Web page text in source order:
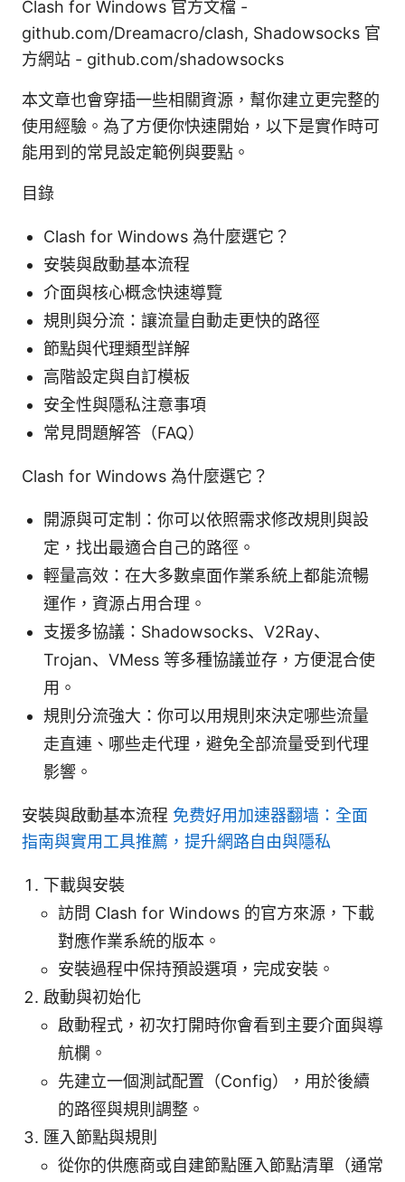
Clash for Windows 官方文檔 -
github.com/Dreamacro/clash, Shadowsocks 官
方網站 - github.com/shadowsocks
本文章也會穿插一些相關資源，幫你建立更完整的
使用經驗。為了方便你快速開始，以下是實作時可
能用到的常見設定範例與要點。
目錄
Clash for Windows 為什麼選它？
安裝與啟動基本流程
介面與核心概念快速導覽
規則與分流：讓流量自動走更快的路徑
節點與代理類型詳解
高階設定與自訂模板
安全性與隱私注意事項
常見問題解答（FAQ）
Clash for Windows 為什麼選它？
開源與可定制：你可以依照需求修改規則與設
定，找出最適合自己的路徑。
輕量高效：在大多數桌面作業系統上都能流暢
運作，資源占用合理。
支援多協議：Shadowsocks、V2Ray、
Trojan、VMess 等多種協議並存，方便混合使
用。
規則分流強大：你可以用規則來決定哪些流量
走直連、哪些走代理，避免全部流量受到代理
影響。
安裝與啟動基本流程 免费好用加速器翻墙：全面
指南與實用工具推薦，提升網路自由與隱私
下載與安裝
訪問 Clash for Windows 的官方來源，下載
對應作業系統的版本。
安裝過程中保持預設選項，完成安裝。
啟動與初始化
啟動程式，初次打開時你會看到主要介面與導
航欄。
先建立一個測試配置（Config），用於後續
的路徑與規則調整。
匯入節點與規則
從你的供應商或自建節點匯入節點清單（通常